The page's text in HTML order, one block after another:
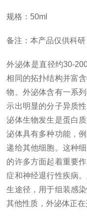
规格：50ml
备注：本产品仅供科
外泌体是直径约30-
相同的拓扑结构并富
物。外泌体含有一系
示出明显的分子异质
泌体生物发生是蛋白
泌体具有多种功能，
递给其他细胞。这种
的许多方面起着重要
症和神经退行性疾病
生途径，用于组装感
其他性质，外泌体正